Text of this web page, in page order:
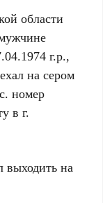
области
г.р.,
на сером
номер
в г.
выходить на